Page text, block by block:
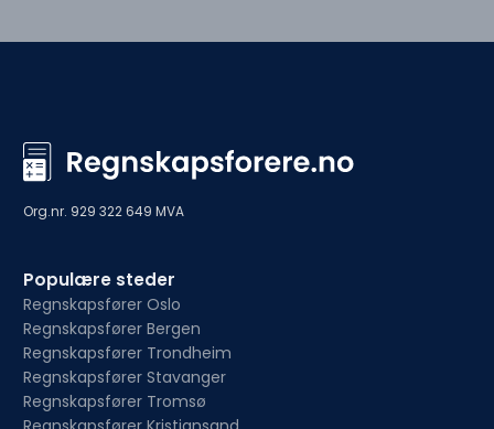
Org.nr. 929 322 649 MVA
Populære steder
Regnskapsfører Oslo
Regnskapsfører Bergen
Regnskapsfører Trondheim
Regnskapsfører Stavanger
Regnskapsfører Tromsø